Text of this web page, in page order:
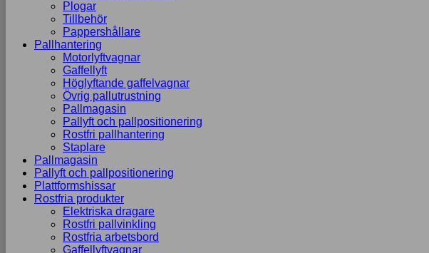
Plogar
Tillbehör
Pappershållare
Pallhantering
Motorlyftvagnar
Gaffellyft
Höglyftande gaffelvagnar
Övrig pallutrustning
Pallmagasin
Pallyft och pallpositionering
Rostfri pallhantering
Staplare
Pallmagasin
Pallyft och pallpositionering
Plattformshissar
Rostfria produkter
Elektriska dragare
Rostfri pallvinkling
Rostfria arbetsbord
Gaffellyftvagnar